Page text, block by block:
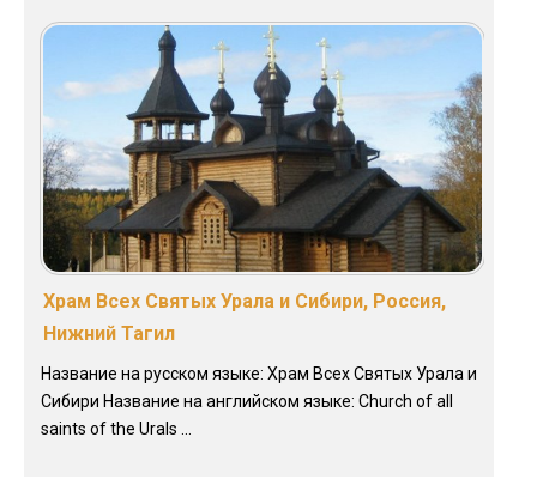
Храм Всех Святых Урала и Сибири, Россия,
Нижний Тагил
Название на русском языке: Храм Всех Святых Урала и
Сибири Название на английском языке: Church of all
saints of the Urals ...